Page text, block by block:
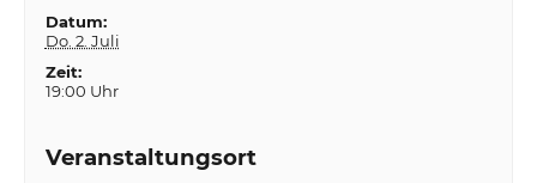
Datum:
Do. 2. Juli
Zeit:
19:00 Uhr
Veranstaltungsort